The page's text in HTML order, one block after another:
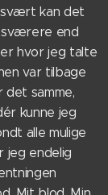
svært kan det
end
hvor jeg talte
var tilbage
samme,
kunne jeg
alle mulige
jeg endelig